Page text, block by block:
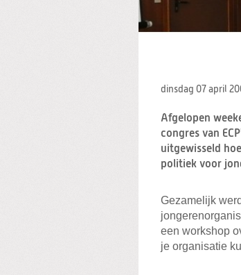
dinsdag 07 april
Afgelopen
congres van
uitgewisseld
politiek voor
Gezamelijk
een workshop
je organisatie